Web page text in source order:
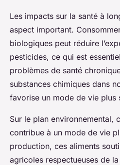
Les impacts sur la santé à
aspect important.
biologiques peut réduire
pesticides, ce qui est
problèmes de santé
substances chimiques dans
favorise un mode de vie plus
Sur le plan environnemental,
contribue à un mode de vie
production, ces aliments
agricoles respectueuses de